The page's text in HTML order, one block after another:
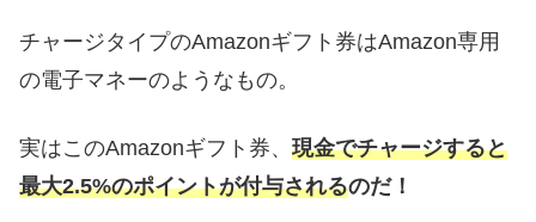
チャージタイプのAmazonギフト券はAmazon専用
の電子マネーのようなもの。
実はこのAmazonギフト券、 現金でチャージすると
最大2.5%のポイントが付与されるのだ！